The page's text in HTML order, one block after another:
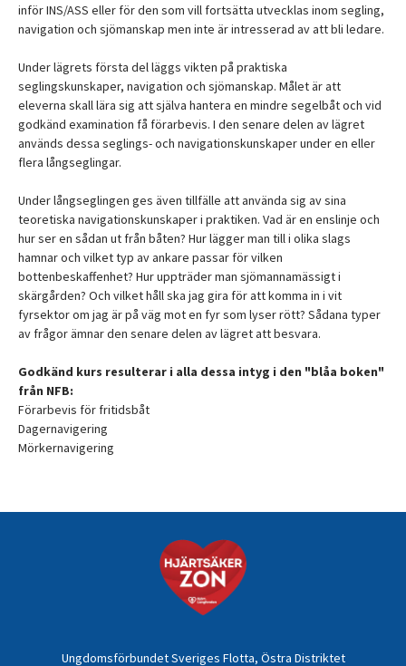
inför INS/ASS eller för den som vill fortsätta utvecklas inom segling,
navigation och sjömanskap men inte är intresserad av att bli ledare.
Under lägrets första del läggs vikten på praktiska
seglingskunskaper, navigation och sjömanskap. Målet är att
eleverna skall lära sig att själva hantera en mindre segelbåt och vid
godkänd examination få förarbevis. I den senare delen av lägret
används dessa seglings- och navigationskunskaper under en eller
flera långseglingar.
Under långseglingen ges även tillfälle att använda sig av sina
teoretiska navigationskunskaper i praktiken. Vad är en enslinje och
hur ser en sådan ut från båten? Hur lägger man till i olika slags
hamnar och vilket typ av ankare passar för vilken
bottenbeskaffenhet? Hur uppträder man sjömannamässigt i
skärgården? Och vilket håll ska jag gira för att komma in i vit
fyrsektor om jag är på väg mot en fyr som lyser rött? Sådana typer
av frågor ämnar den senare delen av lägret att besvara.
Godkänd kurs resulterar i alla dessa intyg i den "blåa boken"
från NFB:
Förarbevis för fritidsbåt
Dagernavigering
Mörkernavigering
Ungdomsförbundet Sveriges Flotta, Östra Distriktet